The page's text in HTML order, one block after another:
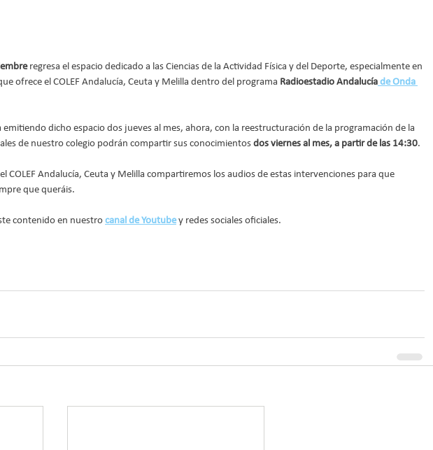
regresa el espacio dedicado a las Ciencias de la Actividad Física y del Deporte, especialmente en
ofrece el COLEF Andalucía, Ceuta y Melilla dentro del programa Radioestadio Andalucía de Onda
emitiendo dicho espacio dos jueves al mes, ahora, con la reestructuración de la programación de la
de nuestro colegio podrán compartir sus conocimientos dos viernes al mes, a partir de las 14:30.
COLEF Andalucía, Ceuta y Melilla compartiremos los audios de estas intervenciones para que
que queráis.
contenido en nuestro canal de Youtube y redes sociales oficiales.